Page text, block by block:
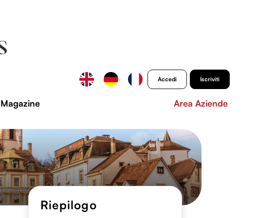
Accedi Iscriviti
Magazine Area Aziende
Riepilogo